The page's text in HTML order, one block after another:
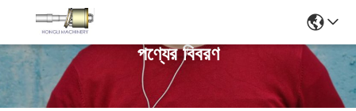
পণ্যের বিবরণ